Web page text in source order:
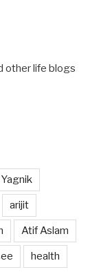
other life blogs
arijit
Atif Aslam
health